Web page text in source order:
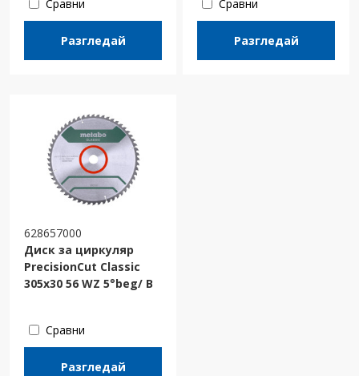
Сравни
Разгледай
Сравни
Разгледай
628657000
Диск за циркуляр
PrecisionCut Classic
305x30 56 WZ 5°beg/ B
Сравни
Разгледай